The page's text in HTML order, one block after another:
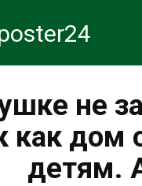
не
как дом
детям.